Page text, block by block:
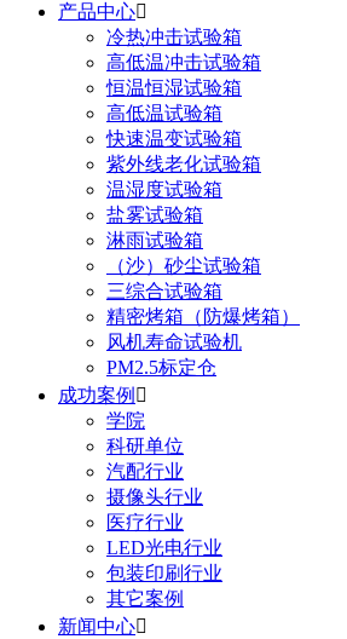
产品中心
冷热冲击试验箱
高低温冲击试验箱
恒温恒湿试验箱
高低温试验箱
快速温变试验箱
紫外线老化试验箱
温湿度试验箱
盐雾试验箱
淋雨试验箱
（沙）砂尘试验箱
三综合试验箱
精密烤箱（防爆烤箱）
风机寿命试验机
PM2.5标定仓
成功案例 
学院
科研单位
汽配行业
摄像头行业
医疗行业
LED光电行业
包装印刷行业
其它案例
新闻中心